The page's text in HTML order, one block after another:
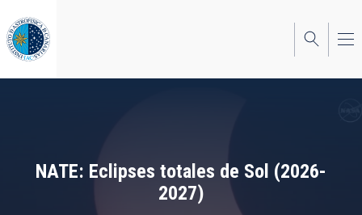
al
contenido
principal
NATE: Eclipses totales de Sol (2026-
2027)